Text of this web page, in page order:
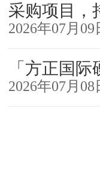
采购项目，
2026年07月09
「方正国
2026年07月08